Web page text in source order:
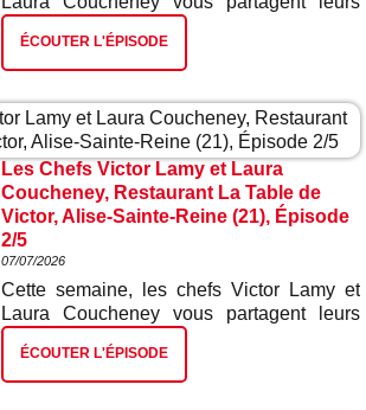
meilleures recettes. Dans ce troisième
épisode : truite et ses mini légumes.
ÉCOUTER L'ÉPISODE
Les Chefs Victor Lamy et Laura
Coucheney, Restaurant La Table de
Victor, Alise-Sainte-Reine (21), Épisode
2/5
07/07/2026
Cette semaine, les chefs Victor Lamy et
Laura Coucheney vous partagent leurs
meilleures recettes. Dans ce deuxième
épisode : chorizo mini betterave.
ÉCOUTER L'ÉPISODE